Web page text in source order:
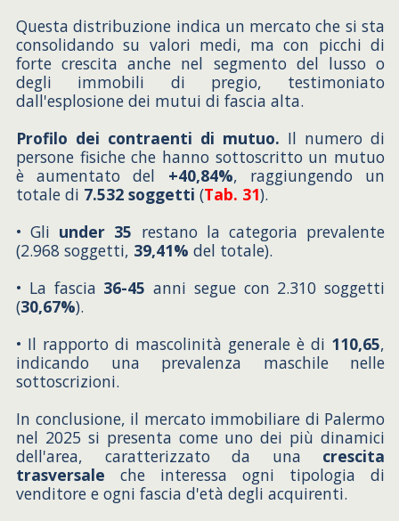
Questa distribuzione indica un mercato che si sta
consolidando su valori medi, ma con picchi di
forte crescita anche nel segmento del lusso o
degli immobili di pregio, testimoniato
dall'esplosione dei mutui di fascia alta.
Profilo dei contraenti di mutuo. Il numero di
persone fisiche che hanno sottoscritto un mutuo
è aumentato del +40,84%, raggiungendo un
totale di 7.532 soggetti (Tab. 31).
• Gli under 35 restano la categoria prevalente
(2.968 soggetti, 39,41% del totale).
• La fascia 36-45 anni segue con 2.310 soggetti
(30,67%).
• Il rapporto di mascolinità generale è di 110,65,
indicando una prevalenza maschile nelle
sottoscrizioni.
In conclusione, il mercato immobiliare di Palermo
nel 2025 si presenta come uno dei più dinamici
dell'area, caratterizzato da una crescita
trasversale che interessa ogni tipologia di
venditore e ogni fascia d'età degli acquirenti.